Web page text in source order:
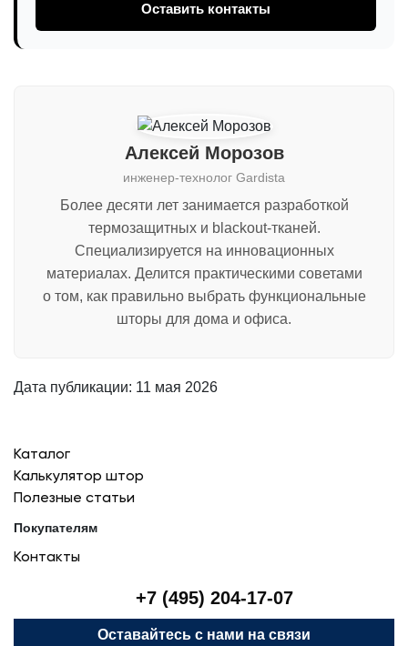
Оставить контакты
Алексей Морозов
инженер-технолог Gardista
Более десяти лет занимается разработкой
термозащитных и blackout-тканей.
Специализируется на инновационных
материалах. Делится практическими советами
о том, как правильно выбрать функциональные
шторы для дома и офиса.
Дата публикации: 11 мая 2026
Каталог
Калькулятор штор
Полезные статьи
Покупателям
Контакты
+7 (495) 204-17-07
Оставайтесь с нами на связи